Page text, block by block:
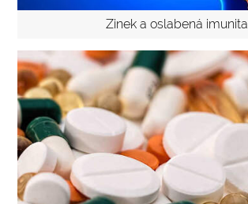
Zinek a oslabená imunita